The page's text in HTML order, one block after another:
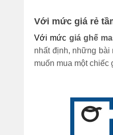
Với mức giá rẻ
Với mức giá ghế
nhất định, những bài
muốn mua một